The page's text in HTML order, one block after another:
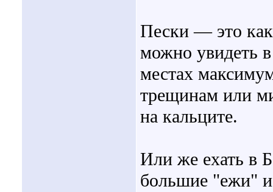
Пески — это как
можно увидеть
местах
трещинам или
на кальците.
Или же ехать в
большие "ежи" и